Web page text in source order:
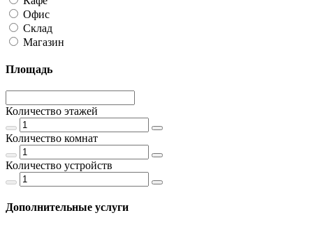
Офис
Склад
Магазин
Площадь
Количество этажей
Количество комнат
Количество устройств
Дополнительные услуги